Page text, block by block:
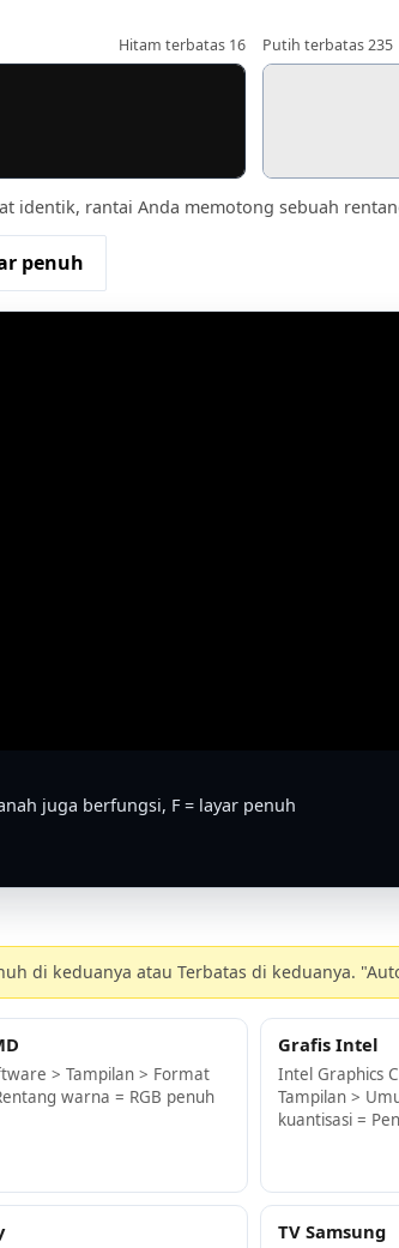
Hitam terbatas 16 Putih terbatas 235
identik, rantai Anda memotong sebuah
penuh
juga berfungsi, F = layar penuh
di keduanya atau Terbatas di keduanya.
> Tampilan > Format
warna = RGB penuh
Grafis Intel
Intel Graphics
Tampilan >
kuantisasi =
TV Samsung